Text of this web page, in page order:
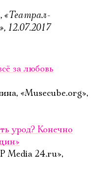
«Театрал-
12.07.2017
за любовь
«Musecube.org»,
урод? Конечно
Media 24.ru»,